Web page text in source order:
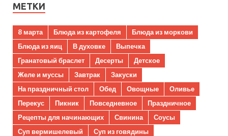
МЕТКИ
8 марта Блюда из картофеля
Блюда из моркови
Блюда из яиц
В духовке
Выпечка
Гранатовый браслет
Десерты
Детское
Желе и муссы
Завтрак
Закуски
На праздничный стол
Обед Овощные
Оливье
Перекус
Пикник Повседневное
Праздничное
Рецепты для начинающих
Свинина
Соусы
Суп вермишелевый
Суп из говядины